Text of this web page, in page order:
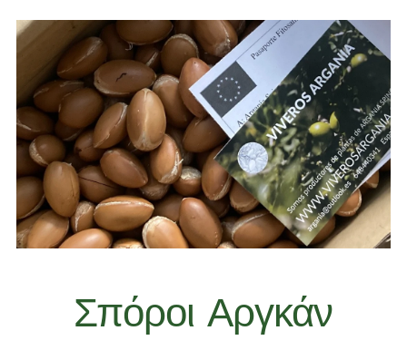
Σπόροι Αργκάν